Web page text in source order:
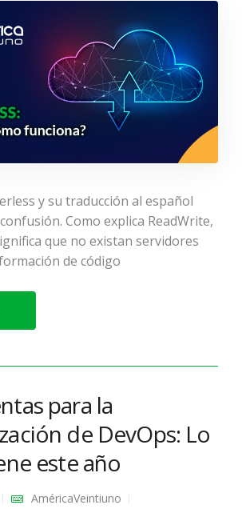
y su traducción al español
Como explica ReadWrite,
que no existan servidores
de código
para la
de DevOps: Lo
este año
AméricaVeintiuno